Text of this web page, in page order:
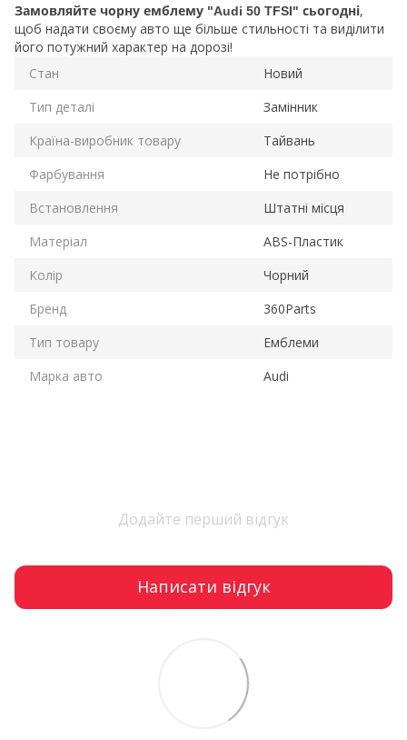
Замовляйте чорну емблему "Audi 50 TFSI" сьогодні,
щоб надати своєму авто ще більше стильності та виділити
його потужний характер на дорозі!
Стан
Новий
Тип деталі
Замінник
Країна-виробник товару
Тайвань
Фарбування
Не потрібно
Встановлення
Штатні місця
Матеріал
ABS-Пластик
Колір
Чорний
Бренд
360Parts
Тип товару
Емблеми
Марка авто
Audi
Додайте перший відгук
Написати відгук